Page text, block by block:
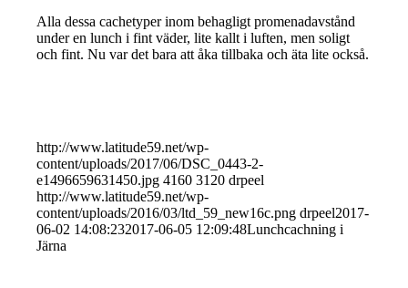
Alla dessa cachetyper inom behagligt promenadavstånd
under en lunch i fint väder, lite kallt i luften, men soligt
och fint. Nu var det bara att åka tillbaka och äta lite också.
http://www.latitude59.net/wp-
content/uploads/2017/06/DSC_0443-2-
e1496659631450.jpg 4160 3120 drpeel
http://www.latitude59.net/wp-
content/uploads/2016/03/ltd_59_new16c.png drpeel2017-
06-02 14:08:232017-06-05 12:09:48Lunchcachning i
Järna